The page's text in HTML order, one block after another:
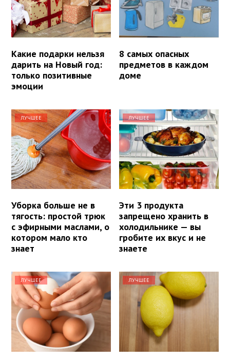
Какие подарки нельзя
дарить на Новый год:
только позитивные
эмоции
8 самых опасных
предметов в каждом
доме
ЛУЧШЕЕ
Уборка больше не в
тягость: простой трюк
с эфирными маслами, о
котором мало кто
знает
ЛУЧШЕЕ
Эти 3 продукта
запрещено хранить в
холодильнике — вы
гробите их вкус и не
знаете
ЛУЧШЕЕ ЛУЧШЕЕ